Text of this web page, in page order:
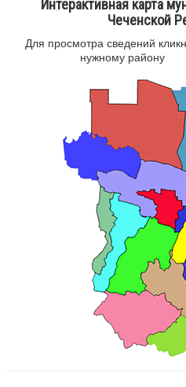
Интерактивная карта
Чеченской
Для просмотра сведений
нужному району